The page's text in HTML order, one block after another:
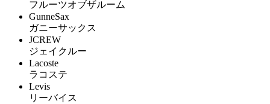
フルーツオブザルーム
GunneSax
ガニーサックス
JCREW
ジェイクルー
Lacoste
ラコステ
Levis
リーバイス